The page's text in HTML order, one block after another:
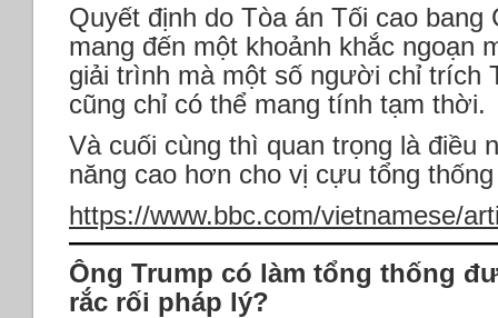
Quyết định do Tòa án Tối cao bang
mang đến một khoảnh khắc ngoạn
giải trình mà một số người chỉ trích
cũng chỉ có thể mang tính tạm thời.
Và cuối cùng thì quan trọng là điều
năng cao hơn cho vị cựu tổng
https://www.bbc.com/vietnamese/
Ông Trump có làm tổng thống
rắc rối pháp lý?